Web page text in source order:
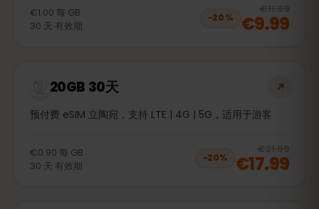
€1.00 每 GB
30 天 有效期
−20%
€11.99
€9.99
20GB 30天
预付费 eSIM 立陶宛，支持 LTE | 4G | 5G，适用于游客
€0.90 每 GB
30 天 有效期
−20%
€21.99
€17.99